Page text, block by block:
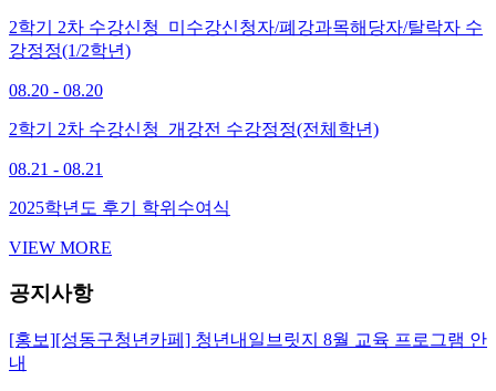
2학기 2차 수강신청_미수강신청자/폐강과목해당자/탈락자 수
강정정(1/2학년)
08.20 - 08.20
2학기 2차 수강신청_개강전 수강정정(전체학년)
08.21 - 08.21
2025학년도 후기 학위수여식
VIEW MORE
공지사항
[홍보][성동구청년카페] 청년내일브릿지 8월 교육 프로그램 안
내